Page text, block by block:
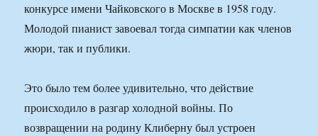
конкурсе имени Чайковского в Москве в 1958 году.
Молодой пианист завоевал тогда симпатии как членов
жюри, так и публики.
Это было тем более удивительно, что действие
происходило в разгар холодной войны. По
возвращении на родину Клиберну был устроен